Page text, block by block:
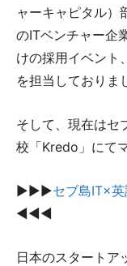
ャーキャピタル）
のITベンチャー企
けの採用イベント
を担当しておりま
そして、現在はセ
校「Kredo」にて
▶︎▶︎▶︎セブ島IT×
◀︎◀︎◀︎
日本のスタートア